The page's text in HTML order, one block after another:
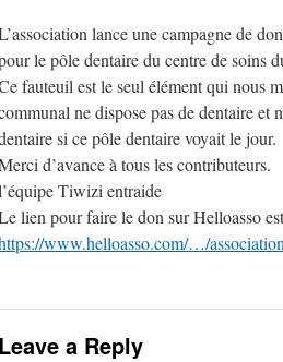
lance une campagne de
le pôle dentaire du centre de
fauteuil est le seul élément qui nous
ne dispose pas de dentaire
si ce pôle dentaire voyait le jour.
d’avance à tous les contributeurs.
Tiwizi entraide
lien pour faire le don sur Helloasso
www.helloasso.com/…/
Leave a Reply